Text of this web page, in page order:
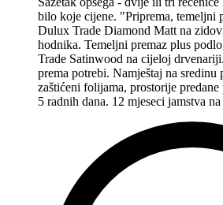
bilo koje cijene. "Priprema, temeljni
Dulux Trade Diamond Matt na
hodnika. Temeljni premaz plus
Trade Satinwood na cijeloj
prema potrebi. Namještaj na sredinu
zaštićeni folijama, prostorije
5 radnih dana. 12 mjeseci jamstva